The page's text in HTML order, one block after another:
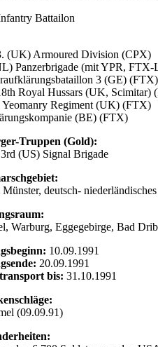
Battailon
(UK) Armoured Division (CPX)
Panzerbrigade (mit YPR, FTX-
3 (GE) (FTX)
Royal Hussars (UK, Scimitar)
Yeomanry Regiment (UK) (FTX)
(BE) (FTX)
Truppen (Gold):
(US) Signal Brigade
Münster, deutsch-
Warburg, Eggegebirge, Bad
10.09.1991
20.09.1991
bis: 31.10.1991
(09.09.91)